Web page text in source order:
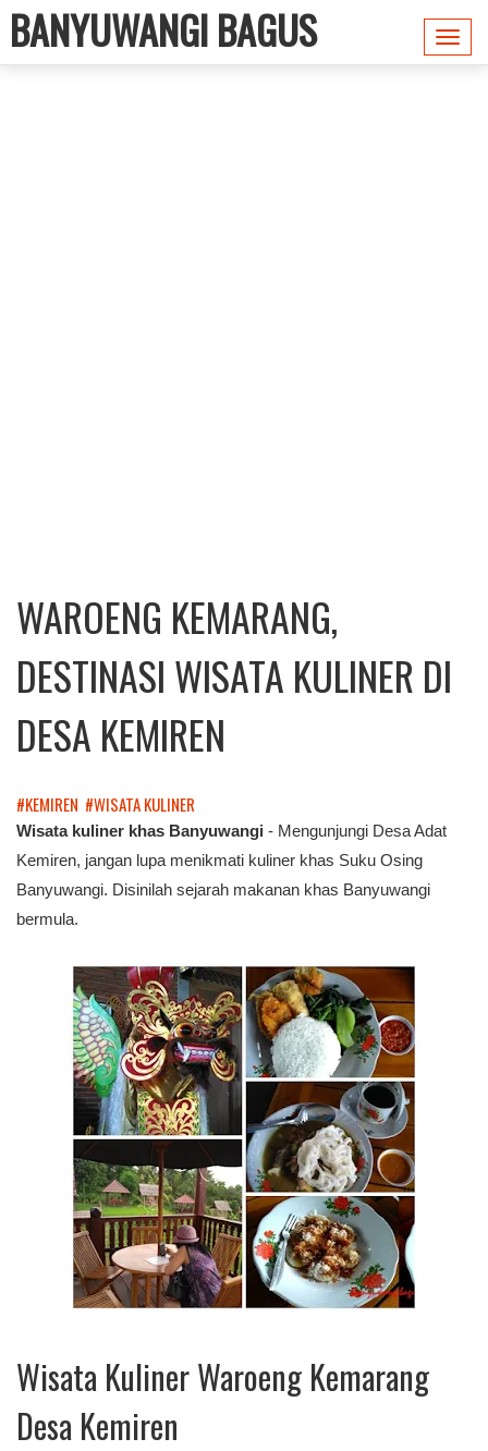
BANYUWANGI BAGUS
WAROENG KEMARANG,
DESTINASI WISATA KULINER DI
DESA KEMIREN
#KEMIREN #WISATA KULINER
Wisata kuliner khas Banyuwangi - Mengunjungi Desa Adat
Kemiren, jangan lupa menikmati kuliner khas Suku Osing
Banyuwangi. Disinilah sejarah makanan khas Banyuwangi
bermula.
Wisata Kuliner Waroeng Kemarang
Desa Kemiren